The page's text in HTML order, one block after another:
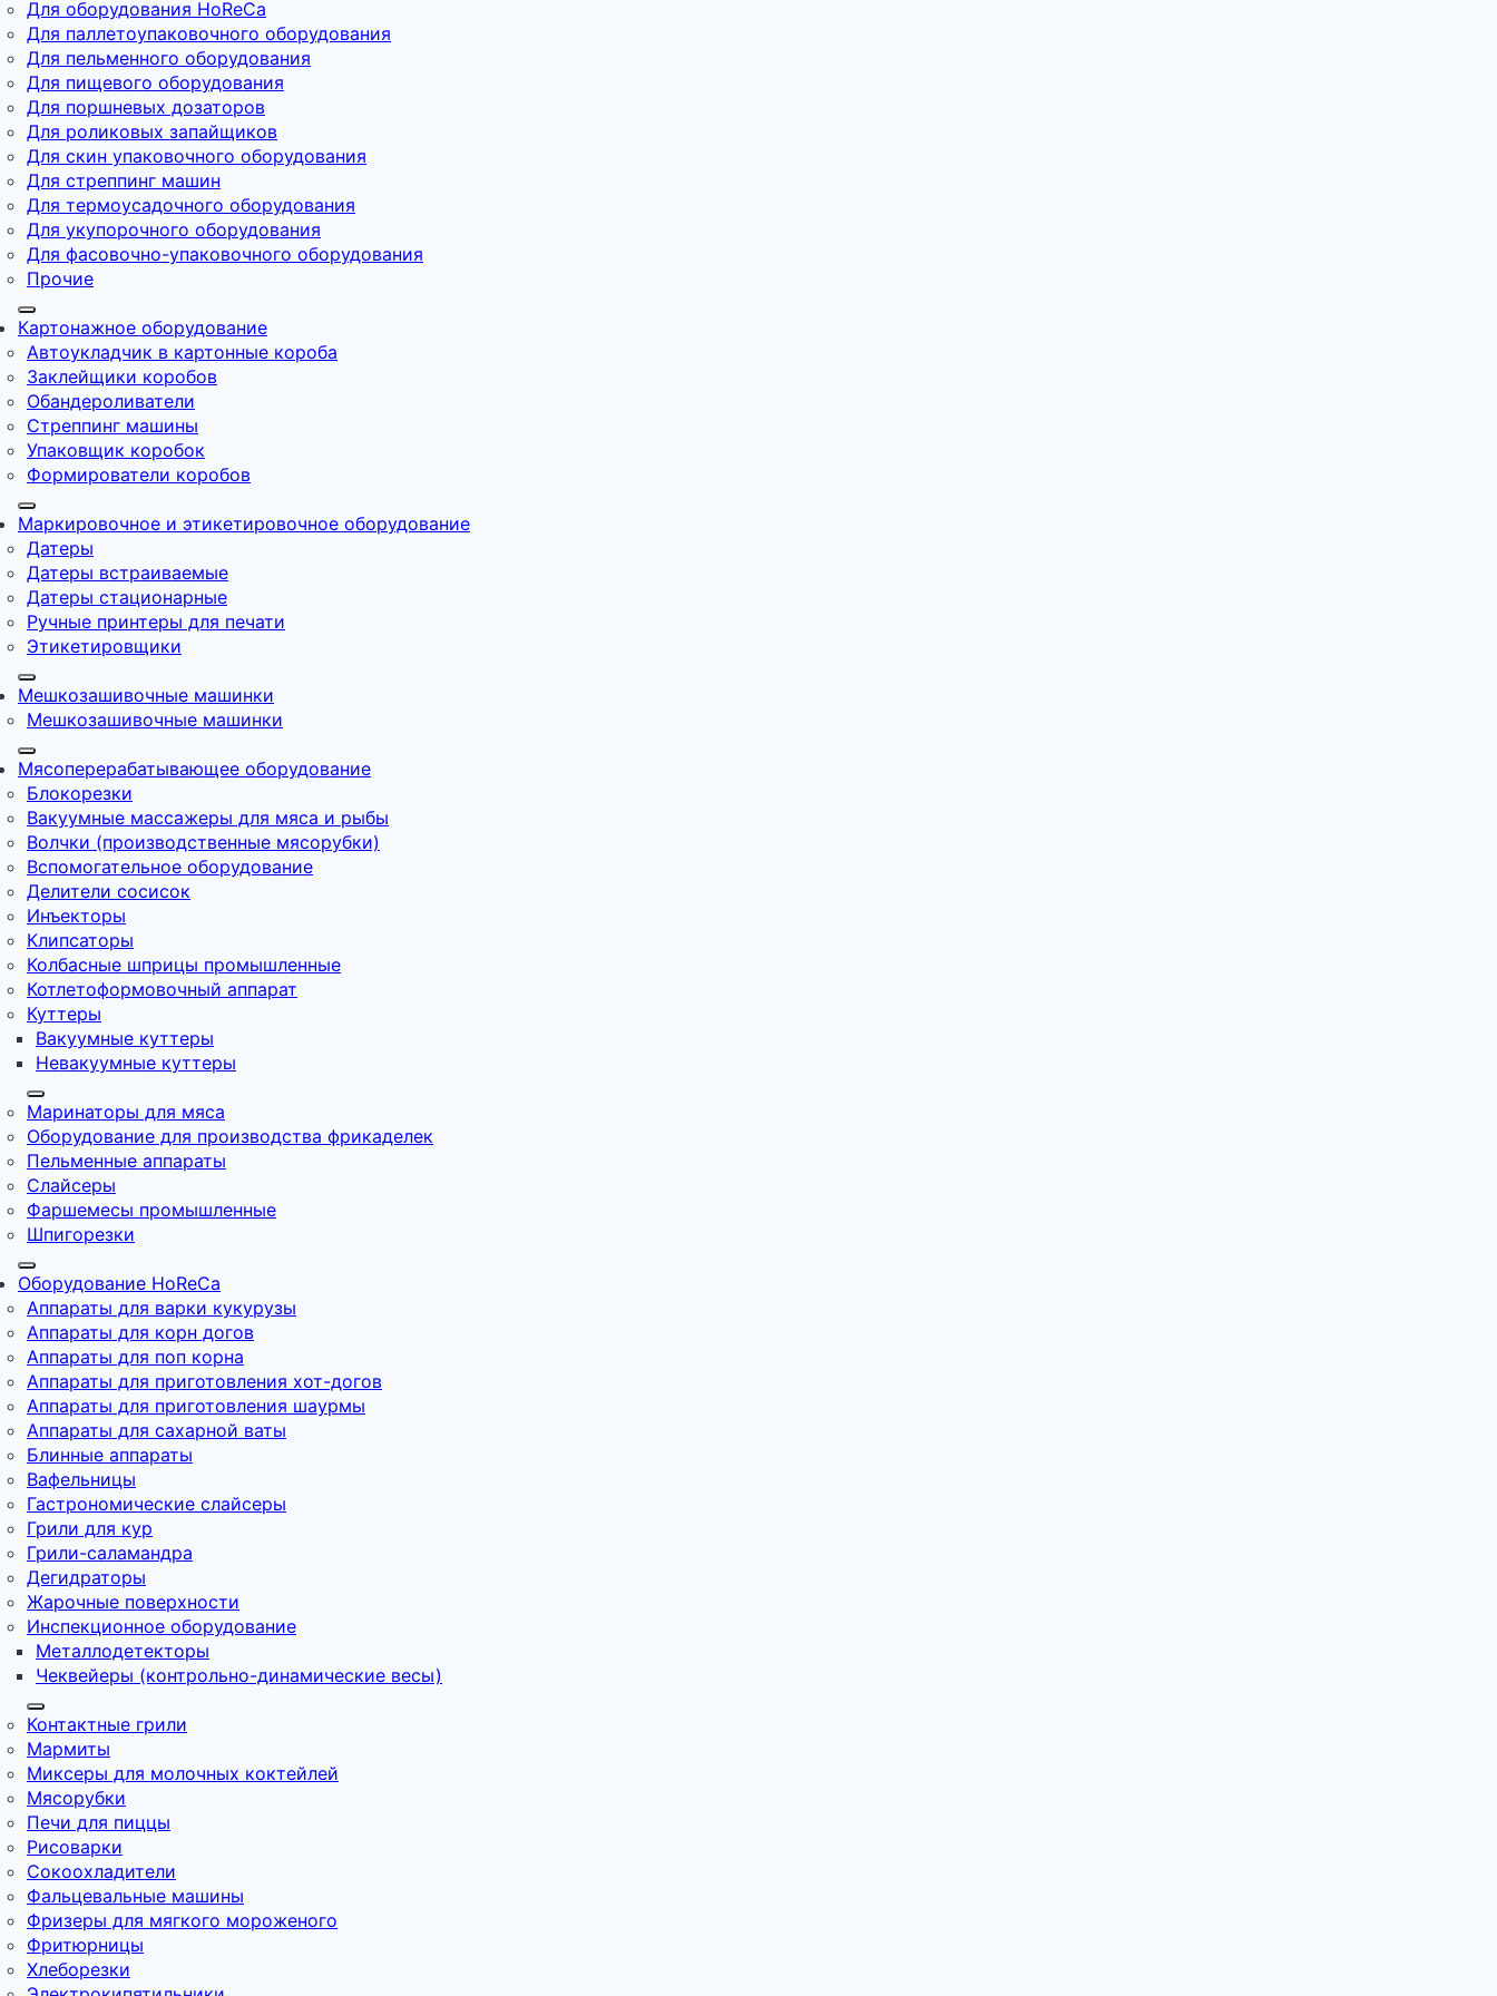
Для оборудования HoReCa
Для паллетоупаковочного оборудования
Для пельменного оборудования
Для пищевого оборудования
Для поршневых дозаторов
Для роликовых запайщиков
Для скин упаковочного оборудования
Для стреппинг машин
Для термоусадочного оборудования
Для укупорочного оборудования
Для фасовочно-упаковочного оборудования
Прочие
Картонажное оборудование
Автоукладчик в картонные короба
Заклейщики коробов
Обандероливатели
Стреппинг машины
Упаковщик коробок
Формирователи коробов
Маркировочное и этикетировочное оборудование
Датеры
Датеры встраиваемые
Датеры стационарные
Ручные принтеры для печати
Этикетировщики
Мешкозашивочные машинки
Мешкозашивочные машинки
Мясоперерабатывающее оборудование
Блокорезки
Вакуумные массажеры для мяса и рыбы
Волчки (производственные мясорубки)
Вспомогательное оборудование
Делители сосисок
Инъекторы
Клипсаторы
Колбасные шприцы промышленные
Котлетоформовочный аппарат
Куттеры
Вакуумные куттеры
Невакуумные куттеры
Маринаторы для мяса
Оборудование для производства фрикаделек
Пельменные аппараты
Слайсеры
Фаршемесы промышленные
Шпигорезки
Оборудование HoReCa
Аппараты для варки кукурузы
Аппараты для корн догов
Аппараты для поп корна
Аппараты для приготовления хот-догов
Аппараты для приготовления шаурмы
Аппараты для сахарной ваты
Блинные аппараты
Вафельницы
Гастрономические слайсеры
Грили для кур
Грили-саламандра
Дегидраторы
Жарочные поверхности
Инспекционное оборудование
Металлодетекторы
Чеквейеры (контрольно-динамические весы)
Контактные грили
Мармиты
Миксеры для молочных коктейлей
Мясорубки
Печи для пиццы
Рисоварки
Сокоохладители
Фальцевальные машины
Фризеры для мягкого мороженого
Фритюрницы
Хлеборезки